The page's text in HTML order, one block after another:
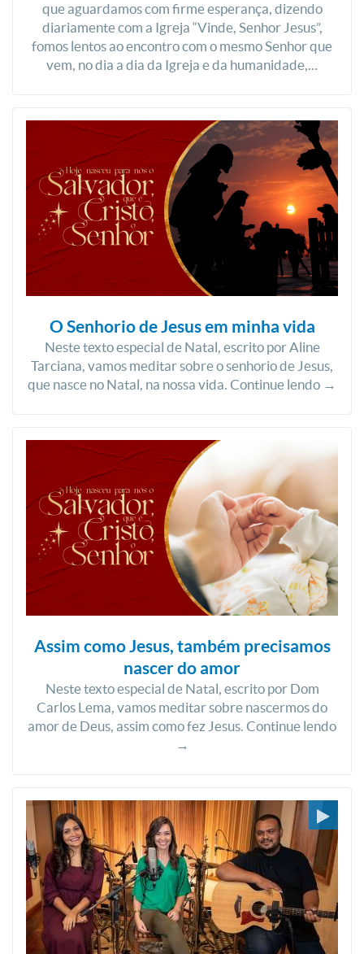
que aguardamos com firme esperança, dizendo
diariamente com a Igreja “Vinde, Senhor Jesus”,
fomos lentos ao encontro com o mesmo Senhor que
vem, no dia a dia da Igreja e da humanidade,...
O Senhorio de Jesus em minha vida
Neste texto especial de Natal, escrito por Aline
Tarciana, vamos meditar sobre o senhorio de Jesus,
que nasce no Natal, na nossa vida. Continue lendo →
Assim como Jesus, também precisamos
nascer do amor
Neste texto especial de Natal, escrito por Dom
Carlos Lema, vamos meditar sobre nascermos do
amor de Deus, assim como fez Jesus. Continue lendo
→